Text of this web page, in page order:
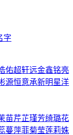
字
佑超轩远金鑫铭亮
源恒意承新明星洋
苗芹芷瑾芳绮璐花
蔓萍菲菊莹莲莉姝